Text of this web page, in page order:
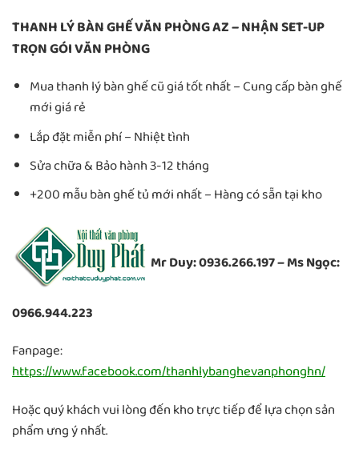
THANH LÝ BÀN GHẾ VĂN PHÒNG AZ – NHẬN SET-UP
TRỌN GÓI VĂN PHÒNG
Mua thanh lý bàn ghế cũ giá tốt nhất – Cung cấp bàn ghế
mới giá rẻ
Lắp đặt miễn phí – Nhiệt tình
Sửa chữa & Bảo hành 3-12 tháng
+200 mẫu bàn ghế tủ mới nhất – Hàng có sẵn tại kho
Mr Duy: 0936.266.197 – Ms Ngọc:
0966.944.223
Fanpage:
https://www.facebook.com/thanhlybanghevanphonghn/
Hoặc quý khách vui lòng đến kho trực tiếp để lựa chọn sản
phẩm ưng ý nhất.